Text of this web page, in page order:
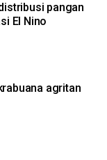
pangan
El Nino
agritan